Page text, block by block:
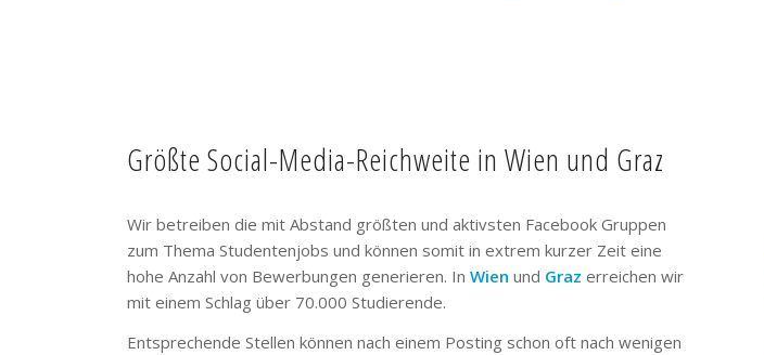
Größte Social-Media-Reichweite in Wien und Graz
Wir betreiben die mit Abstand größten und aktivsten Facebook Gruppen
zum Thema Studentenjobs und können somit in extrem kurzer Zeit eine
hohe Anzahl von Bewerbungen generieren. InWien und Graz erreichen wir
mit einem Schlag über 70.000 Studierende.
Entsprechende Stellen können nach einem Posting schon oft nach wenigen